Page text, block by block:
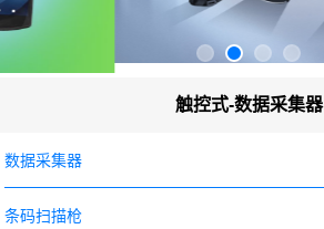
触控式-数据采集器
数据采集器
条码扫描枪